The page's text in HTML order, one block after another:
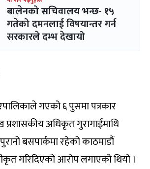
बालेनको सचिवालय भन्छ- १५
गतेको दमनलाई विषयान्तर गर्न
सरकारले दम्भ देखायो
गएको ६ पुसमा पत्रकार
अधिकृत गुरागाईंमाथि
पुरानो बसपार्कमा रहेको काठमाडौं
गरिदिएको आरोप लगाएको थियो ।